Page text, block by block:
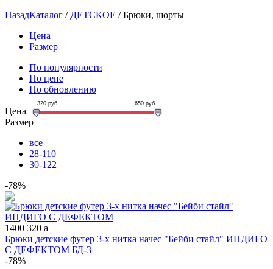
НазадКаталог / ДЕТСКОЕ /Брюки, шорты
Цена
Размер
По популярности
По цене
По обновлению
Цена
320 руб. 650 руб.
Размер
все
28-110
30-122
-78%
1400 320 a
Брюки детские футер 3-х нитка начес "Бейби стайл" ИНДИГО
С ДЕФЕКТОМ БД-3
-78%